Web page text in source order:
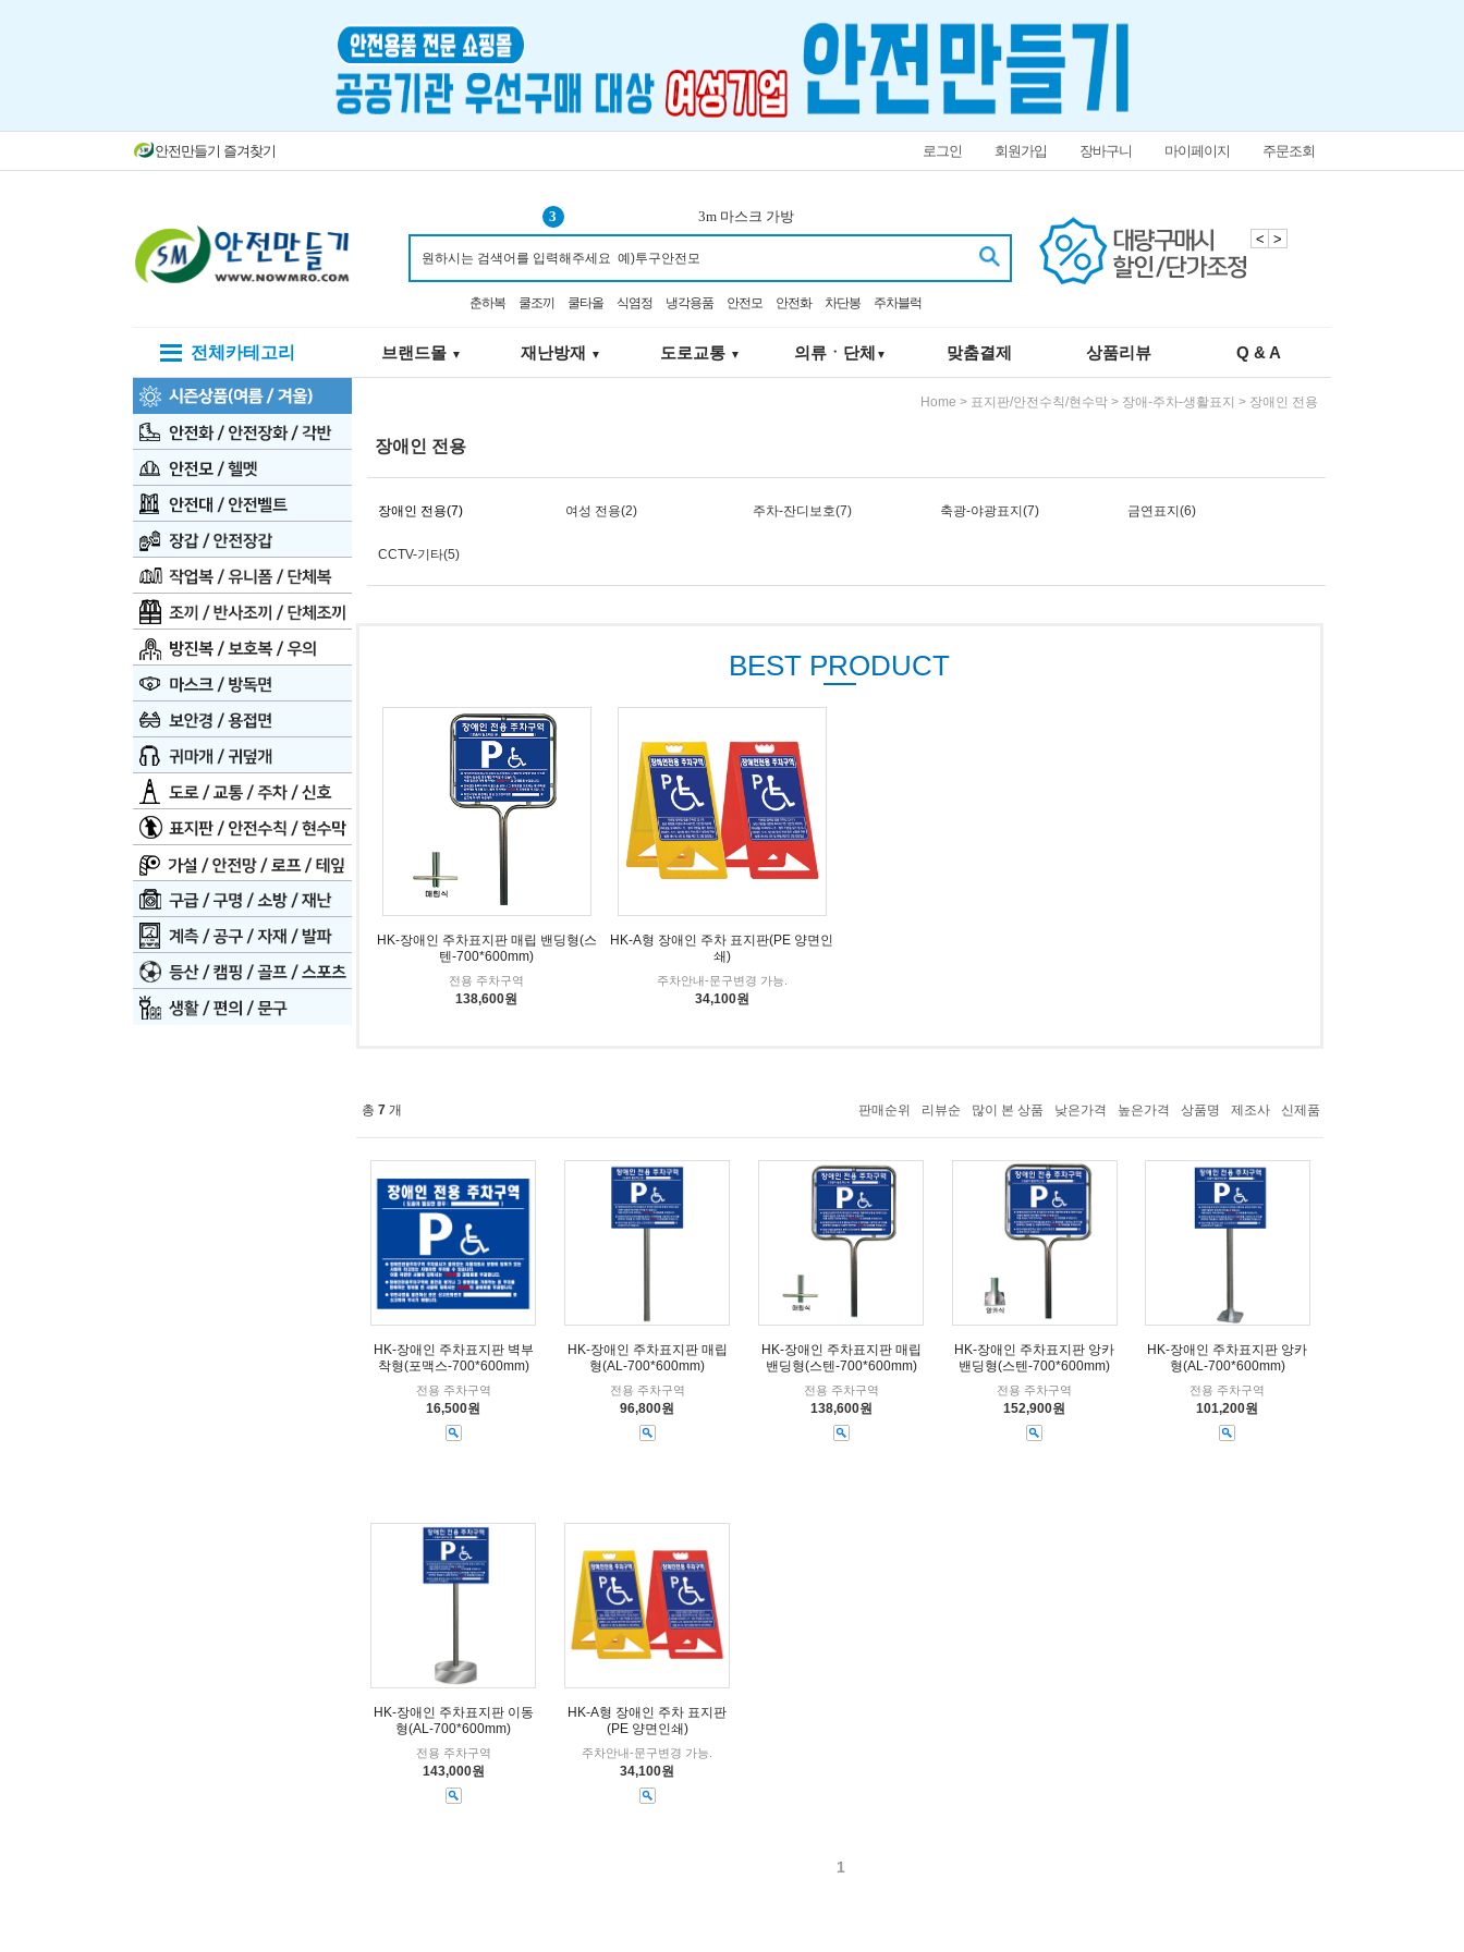
안전만들기 즐겨찾기 로그인 회원가입 장바구니 마이페이지 주문조회
3
3m 마스크 가방
6
차양
8
벨트
2
재난키트
춘하복 쿨조끼 쿨타올 식염정 냉각용품 안전모 안전화 차단봉 주차블럭
< >
전체카테고리 브랜드몰 ▼ 재난방재 ▼ 도로교통 ▼ 의류ㆍ단체 ▼ 맞춤결제 상품리뷰 Q & A
Home > 표지판/안전수칙/현수막 > 장애-주차-생활표지 > 장애인 전용
장애인 전용
장애인 전용(7) 여성 전용(2) 주차-잔디보호(7) 축광-야광표지(7) 금연표지(6)
CCTV-기타(5)
BEST PRODUCT
HK-장애인 주차표지판 매립 밴딩형(스
텐-700*600mm)
전용 주차구역
138,600원
HK-A형 장애인 주차 표지판(PE 양면인
쇄)
주차안내-문구변경 가능.
34,100원
총 7 개 판매순위 리뷰순 많이 본 상품 낮은가격 높은가격 상품명 제조사 신제품
HK-장애인 주차표지판 벽부
착형(포맥스-700*600mm)
전용 주차구역
16,500원
HK-장애인 주차표지판 매립
형(AL-700*600mm)
전용 주차구역
96,800원
HK-장애인 주차표지판 매립
밴딩형(스텐-700*600mm)
전용 주차구역
138,600원
HK-장애인 주차표지판 앙카
밴딩형(스텐-700*600mm)
전용 주차구역
152,900원
HK-장애인 주차표지판 앙카
형(AL-700*600mm)
전용 주차구역
101,200원
HK-장애인 주차표지판 이동
형(AL-700*600mm)
전용 주차구역
143,000원
HK-A형 장애인 주차 표지판
(PE 양면인쇄)
주차안내-문구변경 가능.
34,100원
1